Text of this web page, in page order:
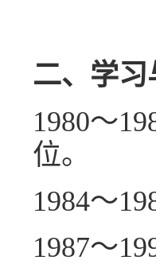
二、学
1980～
位。
1984～
1987～